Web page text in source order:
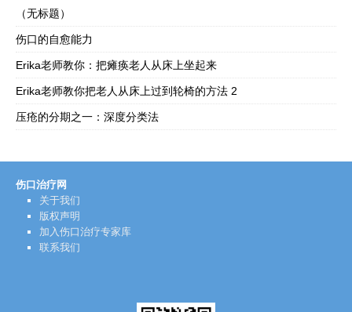
（无标题）
伤口的自愈能力
Erika老师教你：把瘫痪老人从床上坐起来
Erika老师教你把老人从床上过到轮椅的方法 2
压疮的分期之一：深度分类法
伤口治疗网
关于我们
版权声明
加入伤口治疗专家库
联系我们